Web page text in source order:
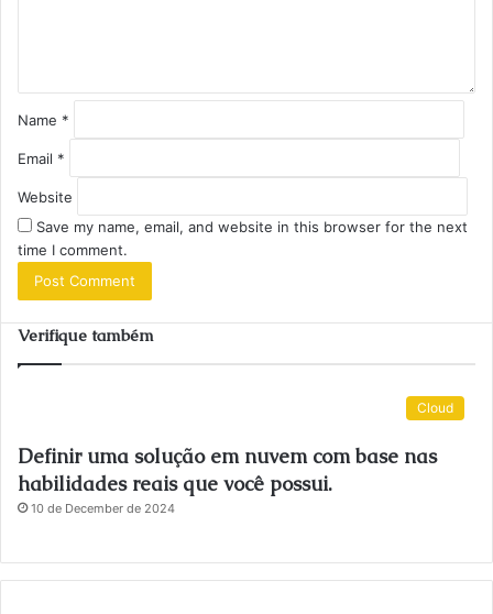
Name *
Email *
Website
Save my name, email, and website in this browser for the next
time I comment.
Verifique também
Cloud
Definir uma solução em nuvem com base nas
habilidades reais que você possui.
10 de December de 2024